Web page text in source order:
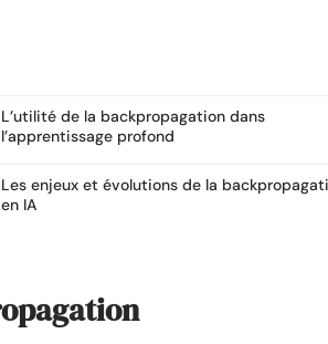
L’utilité de la backpropagation dans
l’apprentissage profond
Les enjeux et évolutions de la
en IA